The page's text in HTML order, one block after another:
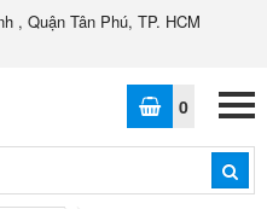
, Quận Tân Phú, TP. HCM
0